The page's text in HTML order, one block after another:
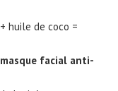
huile de coco =
masque facial anti-